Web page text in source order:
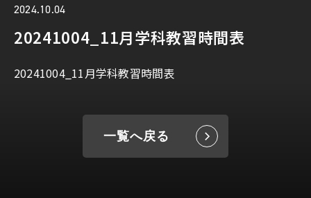
2024.10.04
20241004_11月学科教習時間表
20241004_11月学科教習時間表
一覧へ戻る